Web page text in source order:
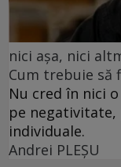
nici așa, nici
Cum trebuie să
Nu cred în nici
pe
individuale.
Andrei PLEŞU